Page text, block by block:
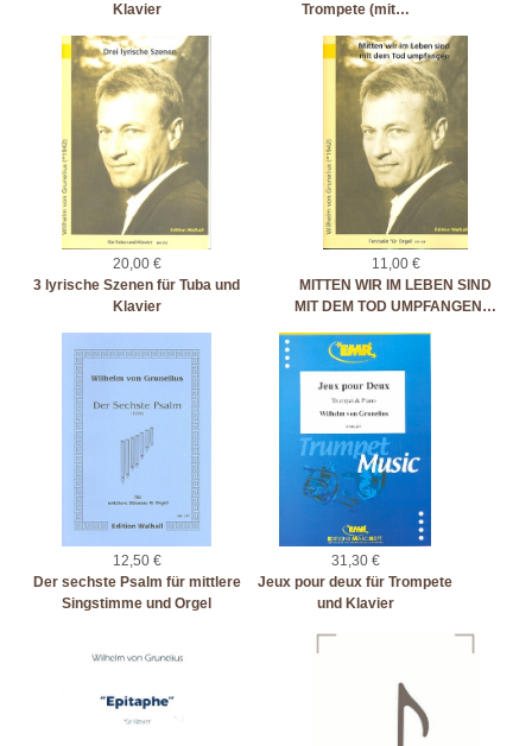
Klavier
Trompete (mit…
20,00 €
3 lyrische Szenen für Tuba und
Klavier
11,00 €
MITTEN WIR IM LEBEN SIND
MIT DEM TOD UMPFANGEN…
12,50 €
Der sechste Psalm für mittlere
Singstimme und Orgel
31,30 €
Jeux pour deux für Trompete
und Klavier